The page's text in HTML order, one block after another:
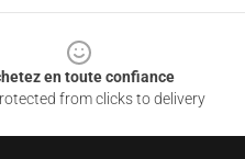
en toute confiance
from clicks to delivery